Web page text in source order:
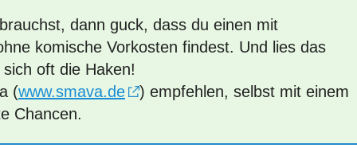
dann guck, dass du einen mit
komische Vorkosten findest. Und lies das
oft die Haken!
(www.smava.de
) empfehlen, selbst mit einem
Chancen.